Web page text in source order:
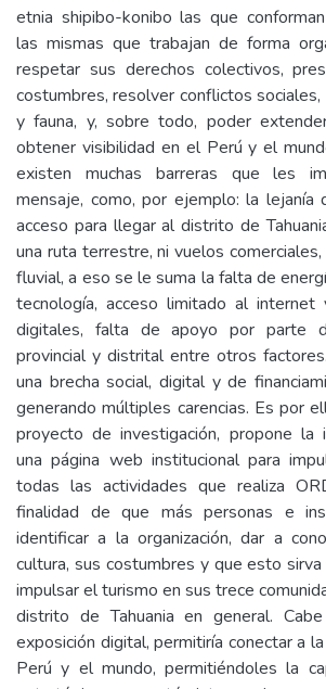
etnia shipibo-konibo las que
las mismas que trabajan de forma
respetar sus derechos colectivos,
costumbres, resolver conflictos
y fauna, y, sobre todo, poder
obtener visibilidad en el Perú y el
existen muchas barreras que les
mensaje, como, por ejemplo: la
acceso para llegar al distrito de
una ruta terrestre, ni vuelos
fluvial, a eso se le suma la falta de
tecnología, acceso limitado al internet
digitales, falta de apoyo por parte
provincial y distrital entre otros
una brecha social, digital y de
generando múltiples carencias. Es por
proyecto de investigación, propone la
una página web institucional para
todas las actividades que realiza
finalidad de que más personas e
identificar a la organización, dar a
cultura, sus costumbres y que esto
impulsar el turismo en sus trece
distrito de Tahuania en general.
exposición digital, permitiría conectar a
Perú y el mundo, permitiéndoles la